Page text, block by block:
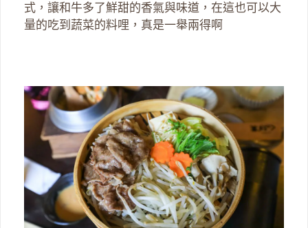
式，讓和牛多了鮮甜的香氣與味道，在這也可以大
量的吃到蔬菜的料哩，真是一舉兩得啊